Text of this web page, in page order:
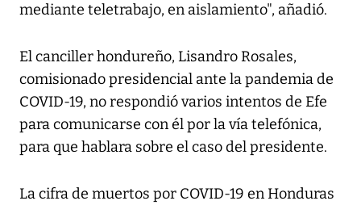
mediante teletrabajo, en aislamiento", añadió.
El canciller hondureño, Lisandro Rosales,
comisionado presidencial ante la pandemia de
COVID-19, no respondió varios intentos de Efe
para comunicarse con él por la vía telefónica,
para que hablara sobre el caso del presidente.
La cifra de muertos por COVID-19 en Honduras